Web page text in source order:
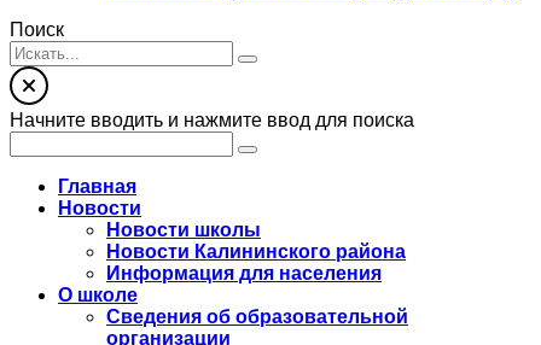
Поиск
Начните вводить и нажмите ввод для поиска
Главная
Новости
Новости школы
Новости Калининского района
Информация для населения
О школе
Сведения об образовательной
организации